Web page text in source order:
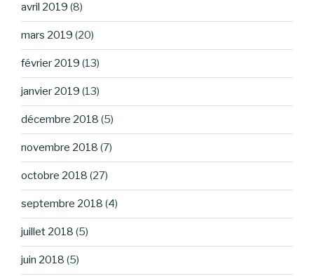
avril 2019 (8)
mars 2019 (20)
février 2019 (13)
janvier 2019 (13)
décembre 2018 (5)
novembre 2018 (7)
octobre 2018 (27)
septembre 2018 (4)
juillet 2018 (5)
juin 2018 (5)